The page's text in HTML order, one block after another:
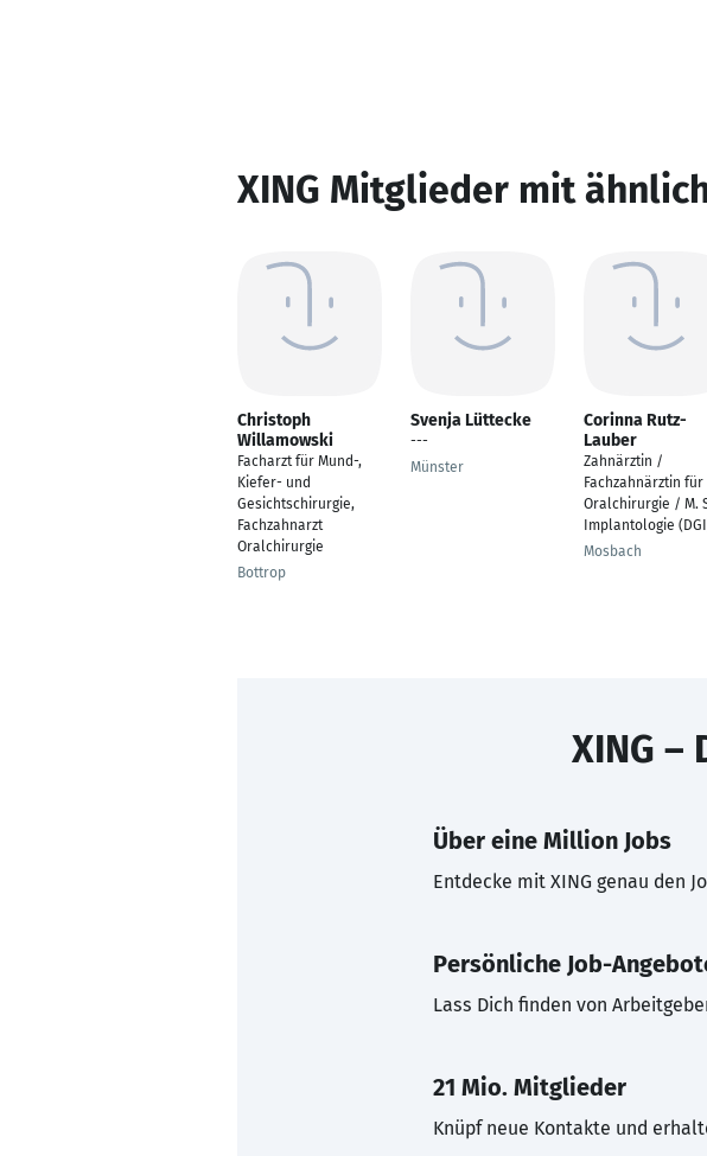
XING Mitglieder mit
Christoph
Willamowski
Facharzt für Mund-,
Kiefer- und
Gesichtschirurgie,
Fachzahnarzt
Oralchirurgie
Bottrop
Svenja Lüttecke
---
Münster
Corinna Rutz-
Lauber
Zahnärztin /
Fachzahnärztin für
Oralchirurgie / M.
Implantologie
Mosbach
XING –
Über eine Million Jobs
Entdecke mit XING genau den
Persönliche Job-
Lass Dich finden von
21 Mio. Mitglieder
Knüpf neue Kontakte und